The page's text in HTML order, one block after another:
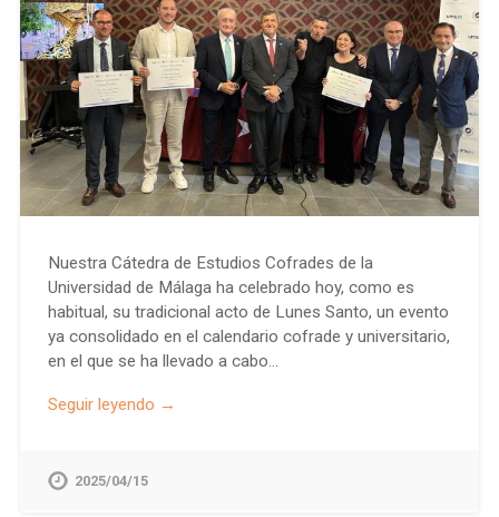
Nuestra Cátedra de Estudios Cofrades de la
Universidad de Málaga ha celebrado hoy, como es
habitual, su tradicional acto de Lunes Santo, un evento
ya consolidado en el calendario cofrade y universitario,
en el que se ha llevado a cabo…
Seguir leyendo →
2025/04/15